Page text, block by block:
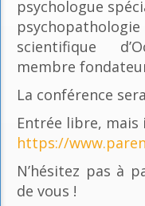
psychologue
scientifique
membre
La conférence
Entrée libre,
https://
N’hésitez pas à
de vous !